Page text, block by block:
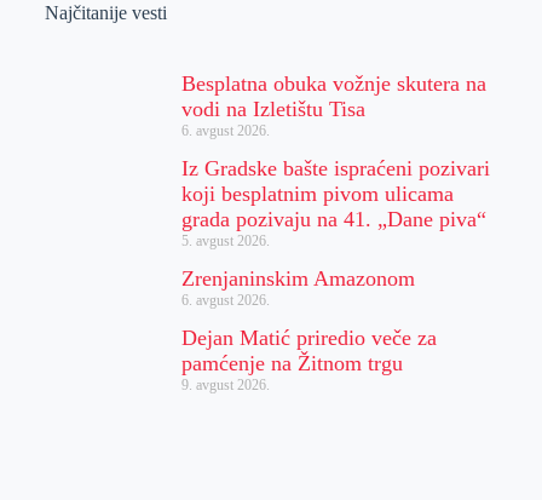
Najčitanije vesti
Besplatna obuka vožnje skutera na
vodi na Izletištu Tisa
6. avgust 2026.
Iz Gradske bašte ispraćeni pozivari
koji besplatnim pivom ulicama
grada pozivaju na 41. „Dane piva“
5. avgust 2026.
Zrenjaninskim Amazonom
6. avgust 2026.
Dejan Matić priredio veče za
pamćenje na Žitnom trgu
9. avgust 2026.